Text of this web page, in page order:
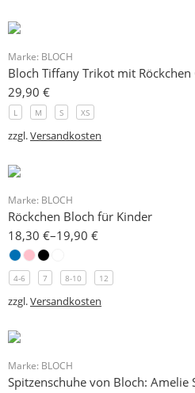
Marke: BLOCH
29,90 €
L M S XS
zzgl.Versandkosten
Marke: BLOCH
Röckchen Bloch für Kinder
18,30 €–19,90 €
4-6 7 8-10 12
zzgl.Versandkosten
Marke: BLOCH
Spitzenschuhe von Bloch: Amelie